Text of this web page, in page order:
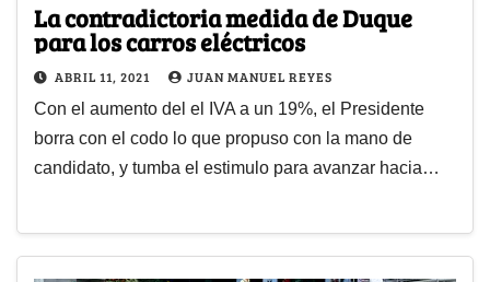
La contradictoria medida de Duque
para los carros eléctricos
ABRIL 11, 2021 JUAN MANUEL REYES
Con el aumento del el IVA a un 19%, el Presidente
borra con el codo lo que propuso con la mano de
candidato, y tumba el estimulo para avanzar hacia…